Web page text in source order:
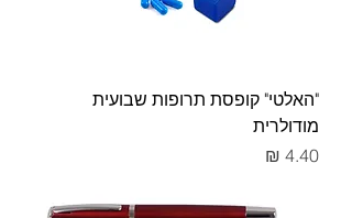
"האלטי" קופסת תרופות שבועית
מודולרית
מחיר